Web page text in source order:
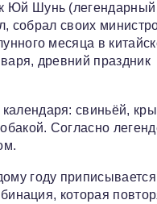
Юй Шунь (легендарный
собрал своих
месяца в
древний праздник
свиньёй,
Согласно
году
которая